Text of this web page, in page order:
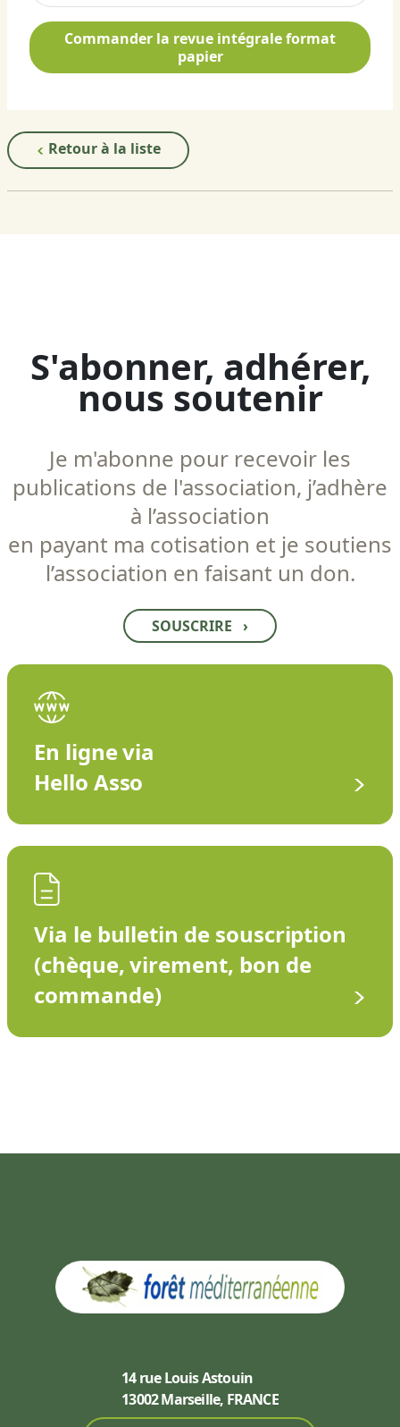
Commander la revue intégrale format
papier
Retour à la liste
S'abonner, adhérer,
nous soutenir
Je m'abonne pour recevoir les
publications de l'association, j’adhère
à l’association
en payant ma cotisation et je soutiens
l’association en faisant un don.
SOUSCRIRE ›
En ligne via
Hello Asso
Via le bulletin de souscription
(chèque, virement, bon de
commande)
14 rue Louis Astouin
13002 Marseille, FRANCE